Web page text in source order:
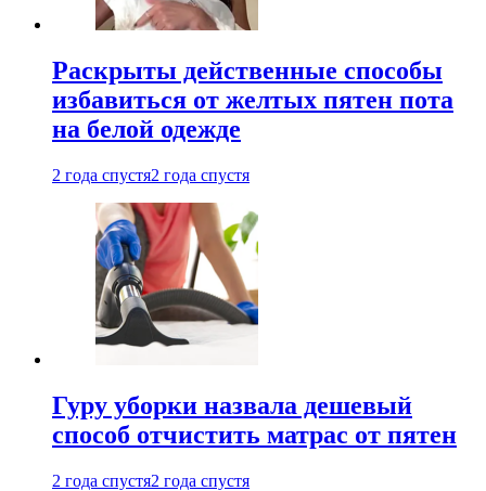
Раскрыты действенные способы
избавиться от желтых пятен пота
на белой одежде
2 года спустя2 года спустя
Гуру уборки назвала дешевый
способ отчистить матрас от пятен
2 года спустя2 года спустя